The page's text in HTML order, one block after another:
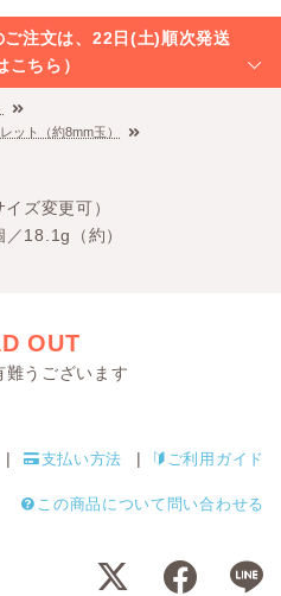
注文は、22日(土)順次発送
ちら）
ット（約8mm玉）
ズ変更可）
18.1g（約）
OUT
難うございます
支払い方法 ご利用ガイド
この商品について問い合わせる